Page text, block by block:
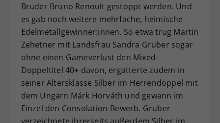
Bruder Bruno Renoult gestoppt werden. Und
es gab noch weitere mehrfache, heimische
Edelmetallgewinner:innen. So etwa trug Martin
Zehetner mit Landsfrau Sandra Gruber sogar
ohne einen Gameverlust den Mixed-
Doppeltitel 40+ davon, ergatterte zudem in
seiner Altersklasse Silber im Herrendoppel mit
dem Ungarn Márk Horváth und gewann im
Einzel den Consolation-Bewerb. Gruber